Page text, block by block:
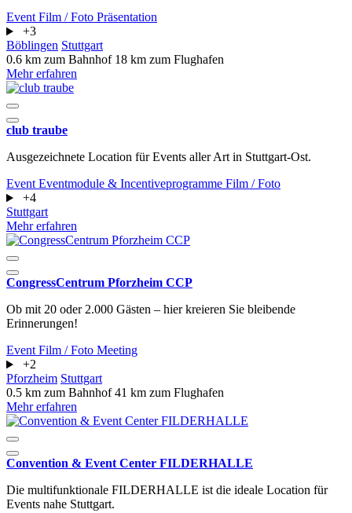
Event Film / Foto Präsentation
+3
Böblingen Stuttgart
0.6 km zum Bahnhof 18 km zum Flughafen
Mehr erfahren
club traube
Ausgezeichnete Location für Events aller Art in Stuttgart-Ost.
Event Eventmodule & Incentiveprogramme Film / Foto
+4
Stuttgart
Mehr erfahren
CongressCentrum Pforzheim CCP
Ob mit 20 oder 2.000 Gästen – hier kreieren Sie bleibende
Erinnerungen!
Event Film / Foto Meeting
+2
Pforzheim Stuttgart
0.5 km zum Bahnhof41 km zum Flughafen
Mehr erfahren
Convention & Event Center FILDERHALLE
Die multifunktionale FILDERHALLE ist die ideale Location für
Events nahe Stuttgart.